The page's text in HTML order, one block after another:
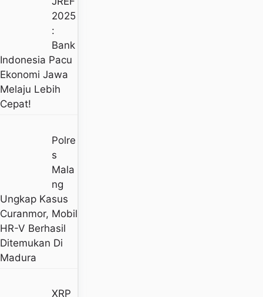
2025
:
Bank
Indonesia Pacu
Ekonomi Jawa
Melaju Lebih
Cepat!
Polre
S
Mala
Ng
Ungkap Kasus
Curanmor, Mobil
HR-V Berhasil
Ditemukan Di
Madura
XRP